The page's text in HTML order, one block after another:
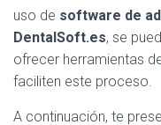
uso de software de
DentalSoft.es, se
ofrecer herramientas
faciliten este proceso.
A continuación, te